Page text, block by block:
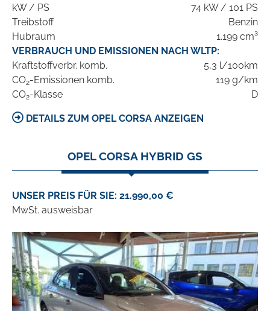
kW / PS
74 kW / 101 PS
Treibstoff
Benzin
Hubraum
1.199 cm³
VERBRAUCH UND EMISSIONEN NACH WLTP:
Kraftstoffverbr. komb.
5,3 l/100km
CO2-Emissionen komb.
119 g/km
CO2-Klasse D
DETAILS ZUM OPEL CORSA ANZEIGEN
OPEL CORSA HYBRID GS
UNSER PREIS FÜR SIE: 21.990,00 €
MwSt. ausweisbar